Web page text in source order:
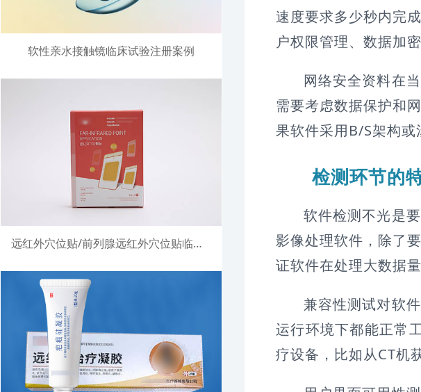
软性亲水接触镜临床试验注册案例
远红外穴位贴/前列腺远红外穴位贴临床试验注册案例
速度要求多少秒内完
户权限管理、数据加
网络安全资料在
需要考虑数据保护和
果软件采用B/S架构或
检测环节的
软件检测不光是
影像处理软件，除了
证软件在处理大数据
兼容性测试对软
运行环境下都能正常
疗设备，比如从CT机